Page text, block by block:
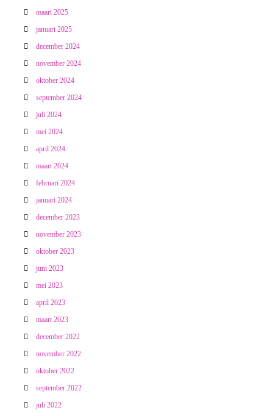
maart 2025
januari 2025
december 2024
november 2024
oktober 2024
september 2024
juli 2024
mei 2024
april 2024
maart 2024
februari 2024
januari 2024
december 2023
november 2023
oktober 2023
juni 2023
mei 2023
april 2023
maart 2023
december 2022
november 2022
oktober 2022
september 2022
juli 2022